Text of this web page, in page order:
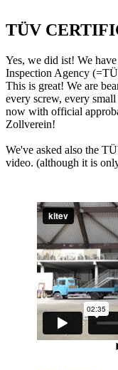
TÜV
Yes, we did ist! We
Inspection Agency
This is great! We are
every screw, every
now with official
Zollverein!
We've asked also the
video. (although it is